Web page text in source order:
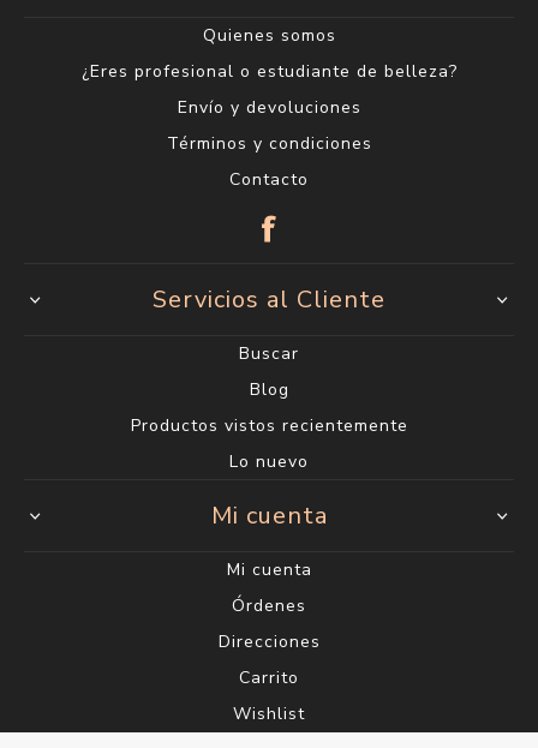
Quienes somos
¿Eres profesional o estudiante de belleza?
Envío y devoluciones
Términos y condiciones
Contacto
Servicios al Cliente
Buscar
Blog
Productos vistos recientemente
Lo nuevo
Mi cuenta
Mi cuenta
Órdenes
Direcciones
Carrito
Wishlist